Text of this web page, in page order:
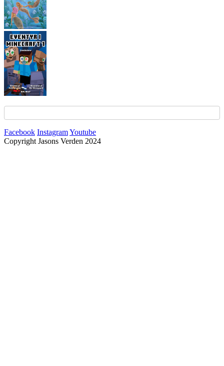
Facebook InstagramYoutube
Copyright Jasons Verden 2024